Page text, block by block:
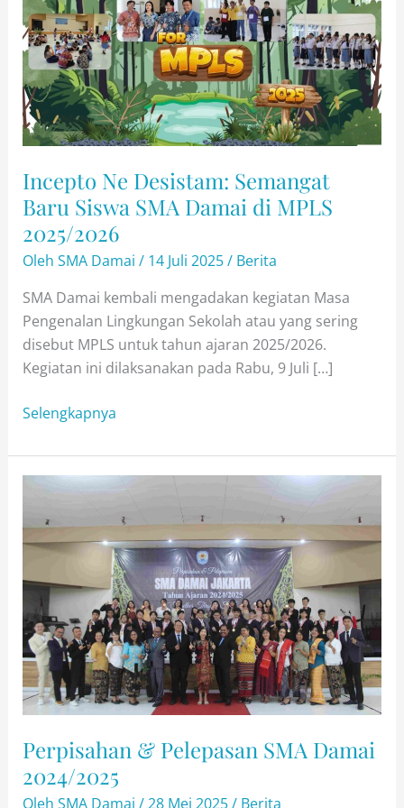
Incepto Ne Desistam: Semangat
Baru Siswa SMA Damai di MPLS
2025/2026
Oleh SMA Damai / 14 Juli 2025/ Berita
SMA Damai kembali mengadakan kegiatan Masa
Pengenalan Lingkungan Sekolah atau yang sering
disebut MPLS untuk tahun ajaran 2025/2026.
Kegiatan ini dilaksanakan pada Rabu, 9 Juli […]
Incepto
Desistam:
Semangat
Siswa
SMA
Damai
MPLS
2025/2026
Selengkapnya
Perpisahan & Pelepasan SMA Damai
2024/2025
Oleh SMA Damai /28 Mei 2025/ Berita